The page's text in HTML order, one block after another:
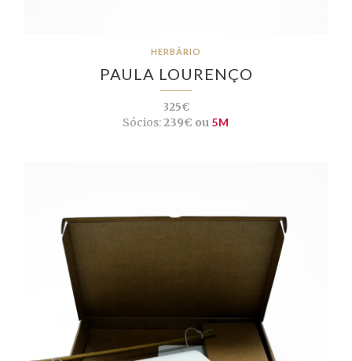
HERBÁRIO
PAULA LOURENÇO
325€
Sócios:239€ ou 5M